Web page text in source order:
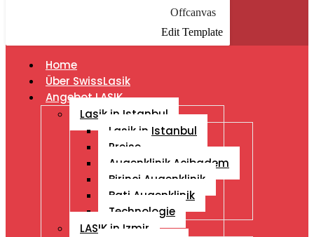
Offcanvas
Edit Template
Home
Über SwissLasik
Angebot LASIK
Lasik in Istanbul
Lasik in Istanbul
Preise
Augenklinik Acibadem
Birinci Augenklinik
Bati Augenklinik
Technologie
LASIK in Izmir